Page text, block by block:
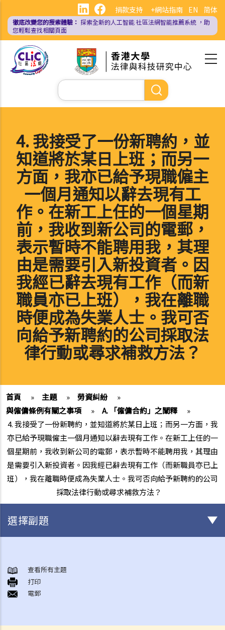
內
EN 简体
捐款支持 +網站指南
徹底改變您的搜索體驗： 探索全新的人工智能社區法網智能推薦系統 ，助
您輕鬆查找相關頁面
Search
4. 我接受了一份新聘約，並
知道將於某日上班；而另一
方面，我亦已給予現職僱主
一個月通知以辭去現有工
作。在新工上任的一個星期
前，我收到新公司的電郵，
表示暫時不能聘用我，其理
由是需要引入新投資者。因
我經已辭去現有工作（而新
職員亦已上班），我在離職
時便成為失業人士。我可否
向給予新聘約的公司採取法
律行動或尋求補救方法？
首頁 » 主題 » 勞資糾紛
»
與僱傭條例有關之事項
» A. 「僱傭合約」之闡釋
»
4. 我接受了一份新聘約，並知道將於某日上班；而另一方面，我
亦已給予現職僱主一個月通知以辭去現有工作。在新工上任的一
個星期前，我收到新公司的電郵，表示暫時不能聘用我，其理由
是需要引入新投資者。因我經已辭去現有工作（而新職員亦已上
班），我在離職時便成為失業人士。我可否向給予新聘約的公司
採取法律行動或尋求補救方法？
選擇副題
A. 「僱傭合約」之闡釋
1. 僱傭合約的持續期是多久？
2. 甚麼是「連續性」僱傭合約？
查看所有主題
打印
電郵